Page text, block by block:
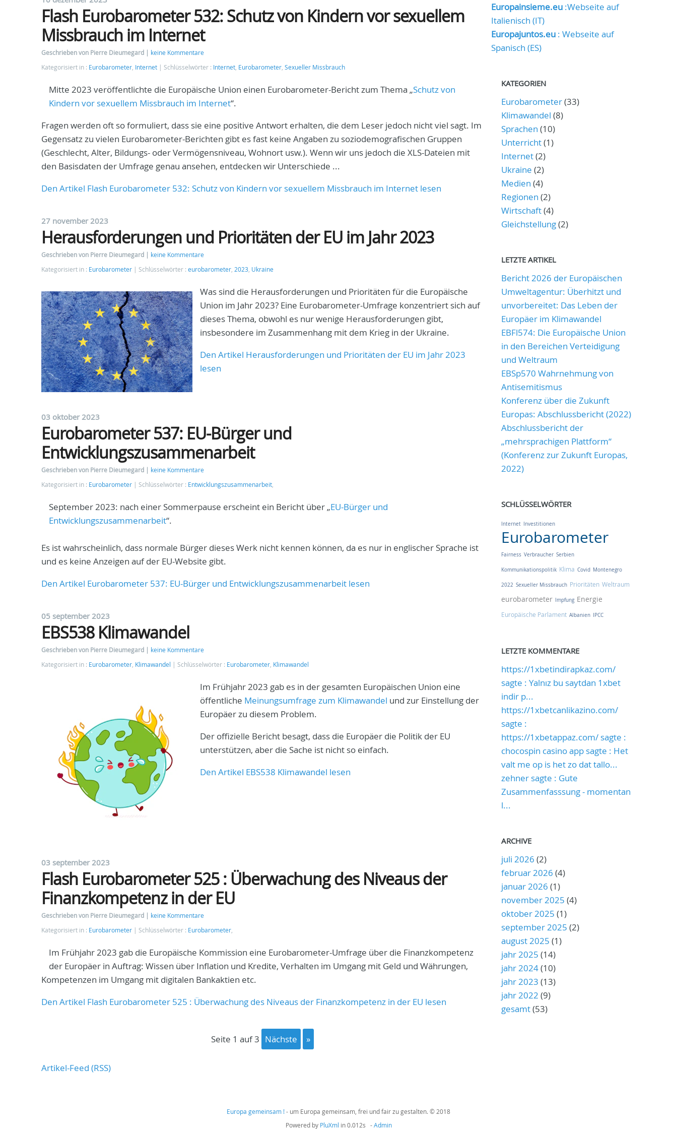
Flash Eurobarometer 532: Schutz von Kindern vor sexuellem
Missbrauch im Internet
Geschrieben von Pierre Dieumegard
keine Kommentare
Kategorisiert in : Eurobarometer, Internet Schlüsselwörter : Internet, Eurobarometer, Sexueller Missbrauch
Mitte 2023 veröffentlichte die Europäische Union einen Eurobarometer-Bericht zum Thema „Schutz von
Kindern vor sexuellem Missbrauch im Internet“.
Fragen werden oft so formuliert, dass sie eine positive Antwort erhalten, die dem Leser jedoch nicht viel sagt. Im
Gegensatz zu vielen Eurobarometer-Berichten gibt es fast keine Angaben zu soziodemografischen Gruppen
(Geschlecht, Alter, Bildungs- oder Vermögensniveau, Wohnort usw.). Wenn wir uns jedoch die XLS-Dateien mit
den Basisdaten der Umfrage genau ansehen, entdecken wir Unterschiede ...
Den Artikel Flash Eurobarometer 532: Schutz von Kindern vor sexuellem Missbrauch im Internet lesen
27 november 2023
Herausforderungen und Prioritäten der EU im Jahr 2023
Geschrieben von Pierre Dieumegard
keine Kommentare
Kategorisiert in : Eurobarometer Schlüsselwörter : eurobarometer, 2023, Ukraine
Was sind die Herausforderungen und Prioritäten für die Europäische
Union im Jahr 2023? Eine Eurobarometer-Umfrage konzentriert sich auf
dieses Thema, obwohl es nur wenige Herausforderungen gibt,
insbesondere im Zusammenhang mit dem Krieg in der Ukraine.
Den Artikel Herausforderungen und Prioritäten der EU im Jahr 2023
lesen
03 oktober 2023
Eurobarometer 537: EU-Bürger und
Entwicklungszusammenarbeit
Geschrieben von Pierre Dieumegard
keine Kommentare
Kategorisiert in : Eurobarometer Schlüsselwörter : Entwicklungszusammenarbeit,
September 2023: nach einer Sommerpause erscheint ein Bericht über „EU-Bürger und
Entwicklungszusammenarbeit“.
Es ist wahrscheinlich, dass normale Bürger dieses Werk nicht kennen können, da es nur in englischer Sprache ist
und es keine Anzeigen auf der EU-Website gibt.
Den Artikel Eurobarometer 537: EU-Bürger und Entwicklungszusammenarbeit lesen
05 september 2023
EBS538 Klimawandel
Geschrieben von Pierre Dieumegard
keine Kommentare
Kategorisiert in : Eurobarometer, Klimawandel Schlüsselwörter : Eurobarometer, Klimawandel
Im Frühjahr 2023 gab es in der gesamten Europäischen Union eine
öffentliche Meinungsumfrage zum Klimawandel und zur Einstellung der
Europäer zu diesem Problem.
Der offizielle Bericht besagt, dass die Europäer die Politik der EU
unterstützen, aber die Sache ist nicht so einfach.
Den Artikel EBS538 Klimawandel lesen
03 september 2023
Flash Eurobarometer 525 : Überwachung des Niveaus der
Finanzkompetenz in der EU
Geschrieben von Pierre Dieumegard
keine Kommentare
Kategorisiert in : Eurobarometer Schlüsselwörter : Eurobarometer,
Im Frühjahr 2023 gab die Europäische Kommission eine Eurobarometer-Umfrage über die Finanzkompetenz
der Europäer in Auftrag: Wissen über Inflation und Kredite, Verhalten im Umgang mit Geld und Währungen,
Kompetenzen im Umgang mit digitalen Bankaktien etc.
Den Artikel Flash Eurobarometer 525 : Überwachung des Niveaus der Finanzkompetenz in der EU lesen
Seite 1 auf 3 Nächste »
Artikel-Feed (RSS)
Europainsieme.eu:Webseite auf
Italienisch (IT)
Europajuntos.eu: Webseite auf
Spanisch (ES)
KATEGORIEN
Eurobarometer(33)
Klimawandel (8)
Sprachen (10)
Unterricht(1)
Internet(2)
Ukraine (2)
Medien (4)
Regionen (2)
Wirtschaft(4)
Gleichstellung(2)
LETZTE ARTIKEL
Bericht 2026 der Europäischen
Umweltagentur: Überhitzt und
unvorbereitet: Das Leben der
Europäer im Klimawandel
EBFl574: Die Europäische Union
in den Bereichen Verteidigung
und Weltraum
EBSp570 Wahrnehmung von
Antisemitismus
Konferenz über die Zukunft
Europas: Abschlussbericht (2022)
Abschlussbericht der
„mehrsprachigen Plattform“
(Konferenz zur Zukunft Europas,
2022)
SCHLÜSSELWÖRTER
Internet Investitionen
Eurobarometer
Fairness Verbraucher Serbien
Kommunikationspolitik Klima Covid Montenegro
2022 Sexueller Missbrauch Prioritäten Weltraum
eurobarometer Impfung Energie
Europäische Parlament Albanien IPCC
LETZTE KOMMENTARE
https://1xbetindirapkaz.com/
sagte : Yalnız bu saytdan 1xbet
indir p...
https://1xbetcanlikazino.com/
sagte :
https://1xbetappaz.com/ sagte :
chocospin casino app sagte : Het
valt me op is het zo dat tallo...
zehner sagte : Gute
Zusammenfasssung - momentan
l...
ARCHIVE
juli 2026 (2)
februar 2026 (4)
januar 2026 (1)
november 2025 (4)
oktober 2025 (1)
september 2025 (2)
august 2025 (1)
jahr 2025 (14)
jahr 2024(10)
jahr 2023 (13)
jahr 2022 (9)
gesamt(53)
Europa gemeinsam !- um Europa gemeinsam, frei und fair zu gestalten. © 2018
Powered by PluXml in 0.012s -Admin